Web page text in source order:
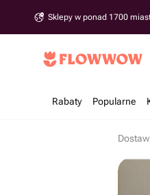
Sklepy w ponad 1700
Rabaty Popularne